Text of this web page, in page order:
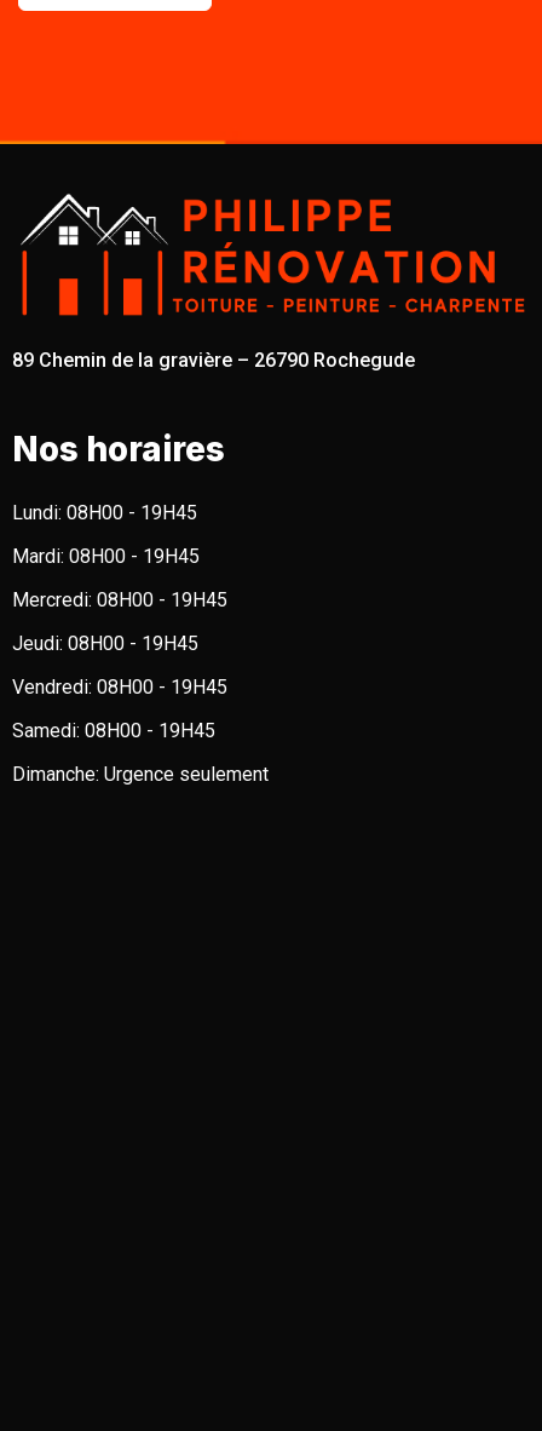
89 Chemin de la gravière – 26790 Rochegude
Nos horaires
Lundi: 08H00 - 19H45
Mardi: 08H00 - 19H45
Mercredi: 08H00 - 19H45
Jeudi: 08H00 - 19H45
Vendredi: 08H00 - 19H45
Samedi: 08H00 - 19H45
Dimanche: Urgence seulement